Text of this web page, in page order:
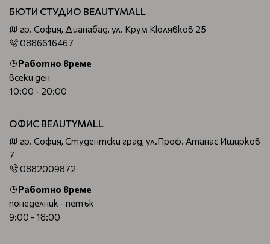
БЮТИ СТУДИО BEAUTYMALL
гр. София, Дианабад, ул. Крум Кюлявков 25
0886616467
Работно време
всеки ден
10:00 - 20:00
ОФИС BEAUTYMALL
гр. София, Студентски град, ул.Проф. Атанас Иширков
7
0882009872
Работно време
понеделник - петък
9:00 - 18:00